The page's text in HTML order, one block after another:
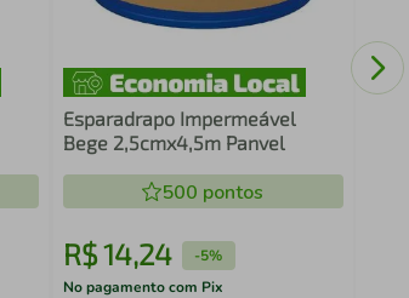
Esparadrapo Impermeável
Bege 2,5cmx4,5m Panvel
500 pontos
R$14,24 -5%
No pagamento com Pix